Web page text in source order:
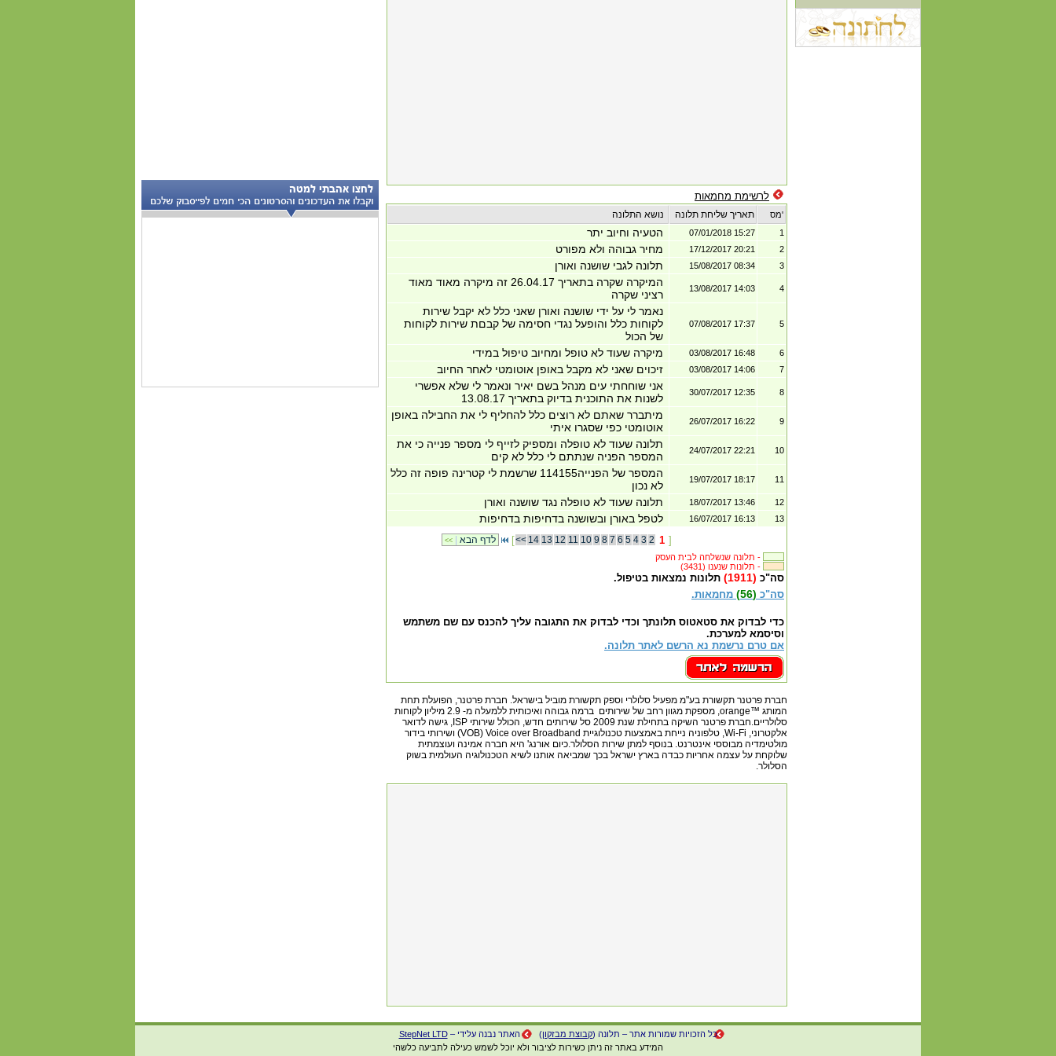
לרשימת מחמאות
תאריך שליחת תלונה מס'
הטעיה וחיוב יתר 07/01/2018 15:27 1
מחיר גבוהה ולא מפורט 17/12/2017 20:21 2
תלונה לגבי שושנה ואורן 15/08/2017 08:34 3
המיקרה שקרה בתאריך 26.04.17 זה מיקרה מאוד מאוד
רציני שקרה
13/08/2017 14:03 4
נאמר לי על ידי שושנה ואורן שאני כלל לא יקבל שירות
לקוחות כלל והופעל נגדי חסימה של קבםת שירות לקוחות
של הכול
07/08/2017 17:37 5
מיקרה שעוד לא טופל ומחיוב טיפול במידי 03/08/2017 16:48 6
זיכוים שאני לא מקבל באופן אוטומטי לאחר החיוב 03/08/2017 14:06 7
אני שוחחתי עים מנהל בשם יאיר ונאמר לי שלא אפשרי
לשנות את התוכנית בדיוק בתאריך 13.08.17
30/07/2017 12:35 8
מיתברר שאתם לא רוצים כלל להחליף לי את החבילה באופן
אוטומטי כפי שסגרו איתי
26/07/2017 16:22 9
תלונה שעוד לא טופלה ומספיק לזייף לי מספר פנייה כי את
המספר הפניה שנתתם לי כלל לא קים
24/07/2017 22:21 10
המספר של הפנייה114155 שרשמת לי קטרינה פופה זה כלל
לא נכון
19/07/2017 18:17 11
תלונה שעוד לא טופלה נגד שושנה ואורן 18/07/2017 13:46 12
לטפל באורן ובשושנה בדחיפות בדחיפות 16/07/2017 16:13 13
<< [<< 14 13 12 11 10 9 8 7 6 5 4 3 2 1 ]
תלונה שנשלחה לבית העסק -
(3431) תלונות שנענו -
סה"כ (1911)
תלונות נמצאות בטיפול.
סה"כ (56) מחמאות.
כדי לבדוק את סטאטוס תלונתך וכדי לבדוק את התגובה עליך להכנס עם שם משתמש
וסיסמא למערכת.
אם טרם נרשמת נא הרשם לאתר תלונה.
חברת פרטנר תקשורת בע"מ מפעיל סלולרי וספק תקשורת מוביל בישראל. חברת פרטנר, הפועלת תחת
המותג orange™‎, מספקת מגוון רחב של שירותים ברמה גבוהה ואיכותית ללמעלה מ- ‏2.9 מיליון לקוחות
סלולריים.חברת פרטנר השיקה בתחילת שנת 2009 סל שירותים חדש, הכולל שירותי ISP, גישה לדואר
אלקטרוני, Wi-Fi, טלפוניה נייחת באמצעות טכנולוגיית Voice over Broadband ‏(VOB) ושירותי בידור
מולטימדיה מבוססי אינטרנט. בנוסף למתן שירות הסלולר.כיום אורנג' היא חברה אמינה ועוצמתית
שלוקחת על עצמה אחריות כבדה בארץ ישראל בכך שמביאה אותנו לשיא הטכנולוגיה העולמית בשוק
הסלולר.
כל הזכויות שמורות אתר – תלונה (קבוצת מבזקון) האתר נבנה עלידי –StepNet LTD
המידע באתר זה ניתן כשירות לציבור ולא יוכל לשמש כעילה לתביעה כלשהי